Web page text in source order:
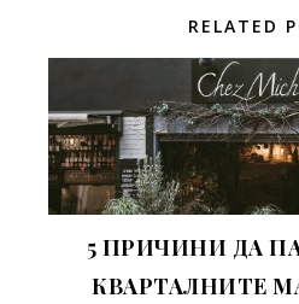
RELATED
5 ПРИЧИНИ ДА
КВАРТАЛНИТЕ